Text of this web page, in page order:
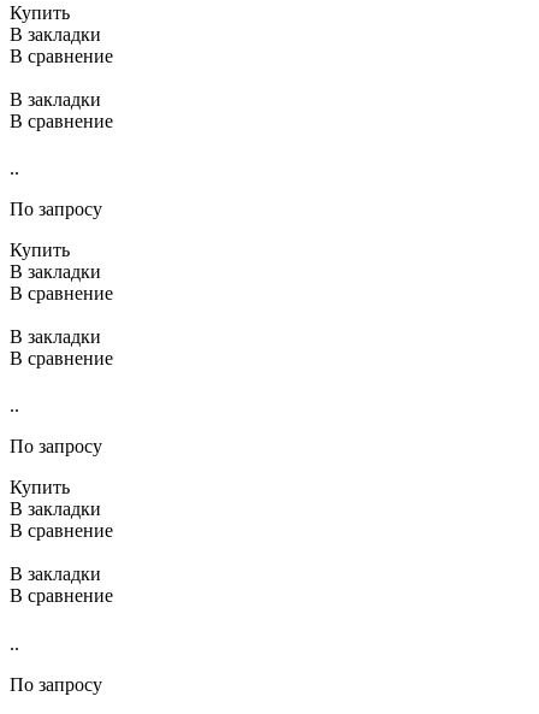
Купить
В закладки
В сравнение
В закладки
В сравнение
..
По запросу
Купить
В закладки
В сравнение
В закладки
В сравнение
..
По запросу
Купить
В закладки
В сравнение
В закладки
В сравнение
..
По запросу